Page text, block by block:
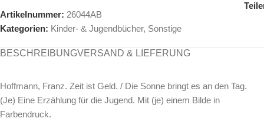
Artikelnummer: 26044AB
Kategorien: Kinder- & Jugendbücher, Sonstige
BESCHREIBUNGVERSAND & LIEFERUNG
Hoffmann, Franz. Zeit ist Geld. / Die Sonne bringt es an den Tag.
(Je) Eine Erzählung für die Jugend. Mit (je) einem Bilde in
Farbendruck.